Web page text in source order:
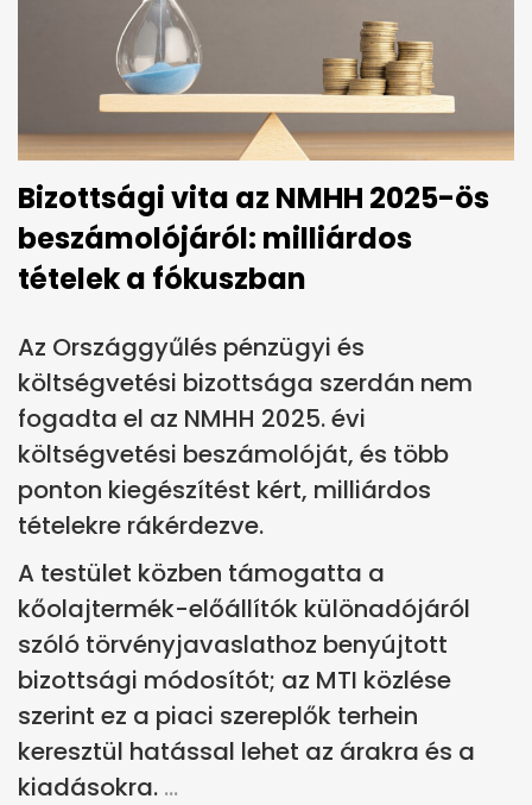
Bizottsági vita az NMHH 2025-ös
beszámolójáról: milliárdos
tételek a fókuszban
Az Országgyűlés pénzügyi és
költségvetési bizottsága szerdán nem
fogadta el az NMHH 2025. évi
költségvetési beszámolóját, és több
ponton kiegészítést kért, milliárdos
tételekre rákérdezve.
A testület közben támogatta a
kőolajtermék-előállítók különadójáról
szóló törvényjavaslathoz benyújtott
bizottsági módosítót; az MTI közlése
szerint ez a piaci szereplők terhein
keresztül hatással lehet az árakra és a
kiadásokra.